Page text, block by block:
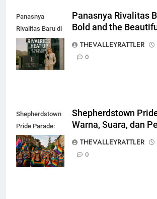
Panasnya
Rivalitas Baru di
The Bold and the
Beautiful
Panasnya Rivalitas
Bold and the
THEVALLEYRATTLER
0
Shepherdstown
Pride Parade:
Warna, Suara,
dan Perlawanan
Shepherdstown
Warna, Suara, dan
THEVALLEYRATTLER
0